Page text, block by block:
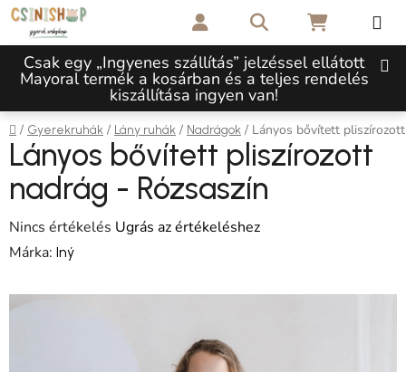
Ugrás a fő tartalomhoz
Csak egy „Ingyenes szállítás” jelzéssel ellátott
Mayoral termék a kosárban és a teljes rendelés
kiszállítása ingyen van!
KeresésKOSÁR
Kezdőlap
/ Gyerekruhák / Lány ruhák / Nadrágok / Lányos bővített
Lányos bővített pliszírozott
nadrág - Rózsaszín
A termék átlagos értékelése 5-ből 0,0 csillag.
Nincs értékelés Ugrás az értékeléshez
Márka: Iný